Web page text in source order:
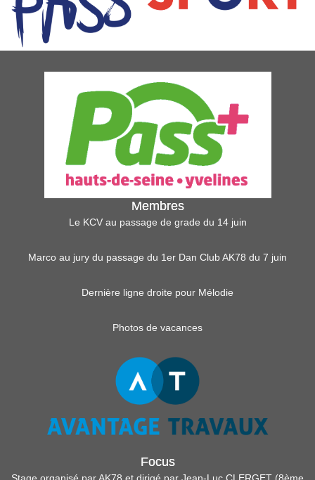
Membres
Le KCV au passage de grade du 14 juin
Marco au jury du passage du 1er Dan Club AK78 du 7 juin
Dernière ligne droite pour Mélodie
Photos de vacances
Focus